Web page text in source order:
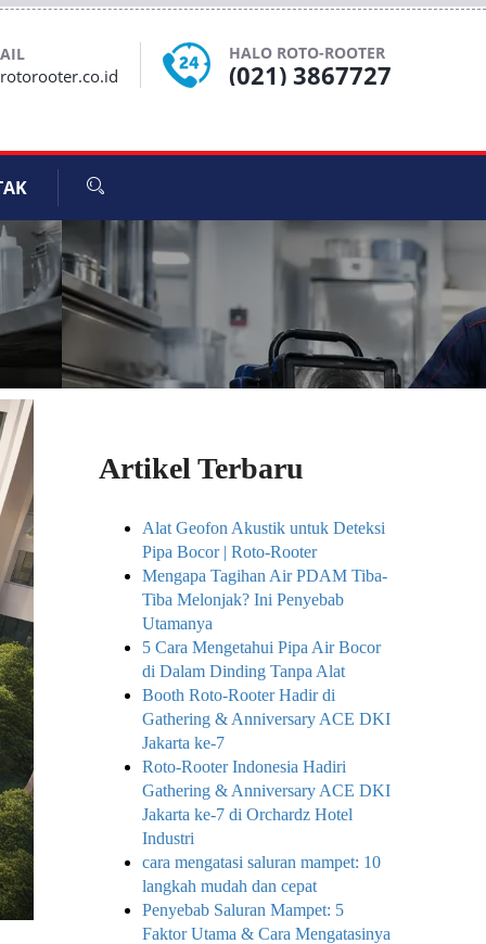
HALO ROTO-ROOTER
(021) 3867727
Artikel Terbaru
Alat Geofon Akustik untuk Deteksi
Pipa Bocor | Roto-Rooter
Mengapa Tagihan Air PDAM Tiba-
Tiba Melonjak? Ini Penyebab
Utamanya
5 Cara Mengetahui Pipa Air Bocor
di Dalam Dinding Tanpa Alat
Booth Roto-Rooter Hadir di
Gathering & Anniversary ACE DKI
Jakarta ke-7
Roto-Rooter Indonesia Hadiri
Gathering & Anniversary ACE DKI
Jakarta ke-7 di Orchardz Hotel
Industri
cara mengatasi saluran mampet: 10
langkah mudah dan cepat
Penyebab Saluran Mampet: 5
Faktor Utama & Cara Mengatasinya